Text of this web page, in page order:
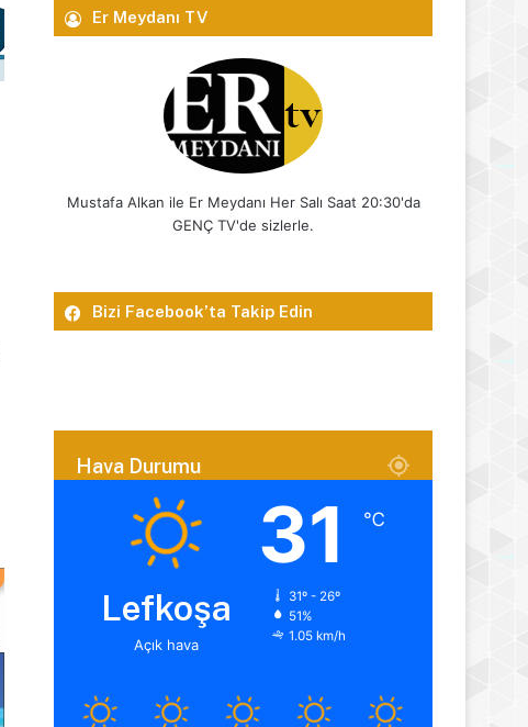
Er Meydanı TV
Mustafa Alkan ile Er Meydanı Her Salı Saat 20:30'da
GENÇ TV'de sizlerle.
Bizi Facebook’ta Takip Edin
Hava Durumu
Lefkoşa
Açık hava
31 ℃
31º - 26º
51%
1.05 km/h